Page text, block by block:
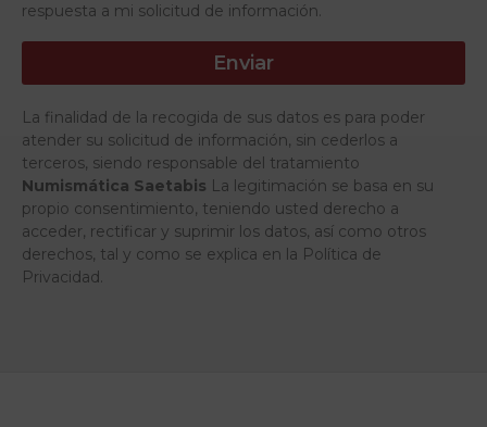
respuesta a mi solicitud de información.
Enviar
La finalidad de la recogida de sus datos es para poder
atender su solicitud de información, sin cederlos a
terceros, siendo responsable del tratamiento
Numismática Saetabis La legitimación se basa en su
propio consentimiento, teniendo usted derecho a
acceder, rectificar y suprimir los datos, así como otros
derechos, tal y como se explica en la Política de
Privacidad.